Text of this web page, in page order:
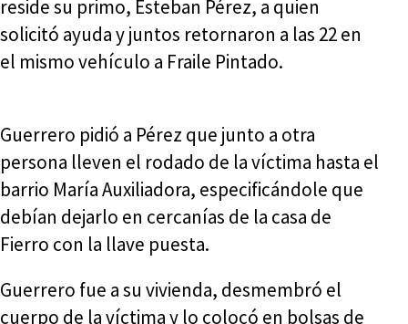
reside su primo, Esteban Pérez, a quien
solicitó ayuda y juntos retornaron a las 22 en
el mismo vehículo a Fraile Pintado.
Guerrero pidió a Pérez que junto a otra
persona lleven el rodado de la víctima hasta el
barrio María Auxiliadora, especificándole que
debían dejarlo en cercanías de la casa de
Fierro con la llave puesta.
Guerrero fue a su vivienda, desmembró el
cuerpo de la víctima y lo colocó en bolsas de